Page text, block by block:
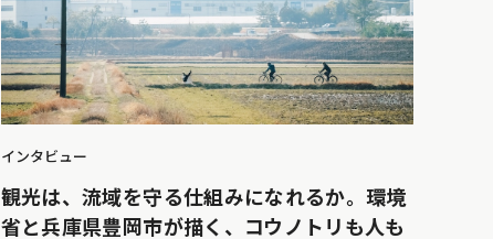
インタビュー
観光は、流域を守る仕組みになれるか。環境
省と兵庫県豊岡市が描く、コウノトリも人も